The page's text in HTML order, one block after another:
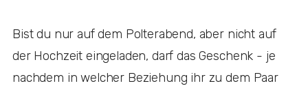
Bist du nur auf dem Polterabend, aber nicht auf
der Hochzeit eingeladen, darf das Geschenk - je
nachdem in welcher Beziehung ihr zu dem Paar